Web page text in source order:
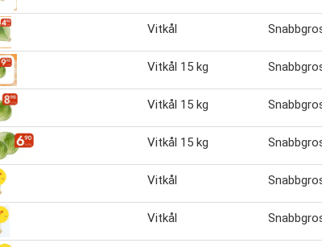
Vitkål
Vitkål 15 kg
Vitkål 15 kg
Vitkål 15 kg
Vitkål
Vitkål